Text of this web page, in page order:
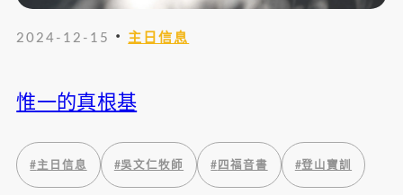
2024-12-15 ・ 主日信息
惟一的真根基
#主日信息 #吳文仁牧師 # 四福音書 #登山寶訓